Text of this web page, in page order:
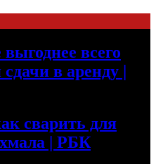
всего
в аренду |
сварить для
| РБК